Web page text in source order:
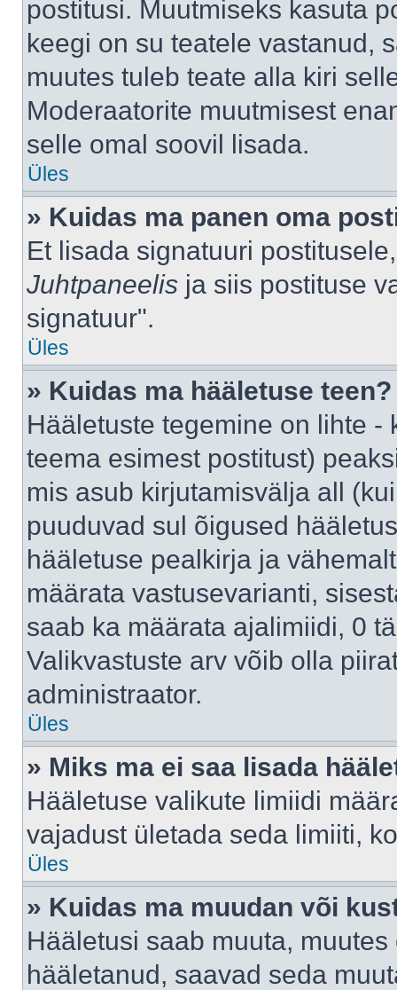
postitusi. Muutmiseks kasuta
keegi on su teatele vastanud,
muutes tuleb teate alla kiri
Moderaatorite muutmisest
selle omal soovil lisada.
Üles
» Kuidas ma panen oma
Et lisada signatuuri
Juhtpaneelis ja siis postituse
signatuur".
Üles
» Kuidas ma hääletuse teen?
Hääletuste tegemine on lihte
teema esimest postitust)
mis asub kirjutamisvälja all
puuduvad sul õigused
hääletuse pealkirja ja
määrata vastusevarianti,
saab ka määrata ajalimiidi, 0
Valikvastuste arv võib olla
administraator.
Üles
» Miks ma ei saa lisada
Hääletuse valikute limiidi
vajadust ületada seda limiiti,
Üles
» Kuidas ma muudan või
Hääletusi saab muuta,
hääletanud, saavad seda